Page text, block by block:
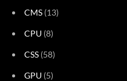
CMS (13)
CPU (8)
CSS (58)
GPU (5)